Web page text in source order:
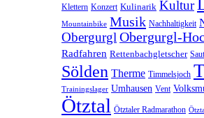
Klettern Konzert Kulinarik Kultur
Mountainbike Musik Nachhaltigkeit
ObergurglObergurgl-
Radfahren Rettenbachgletscher
Sölden Therme Timmelsjoch
Trainingslager Umhausen Vent
Ötztal Ötztaler Radmarathon